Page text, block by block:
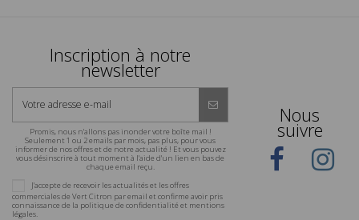
Inscription à notre
newsletter
Promis, nous n'allons pas inonder votre boîte mail !
Seulement 1 ou 2 emails par mois, pas plus, pour vous
informer de nos offres et de notre actualité ! Et vous pouvez
vous désinscrire à tout moment à l'aide d'un lien en bas de
chaque email reçu.
J'accepte de recevoir les actualités et les offres
commerciales de Vert Citron par email et confirme avoir pris
connaissance de la politique de confidentialité et mentions
légales.
Nous
suivre